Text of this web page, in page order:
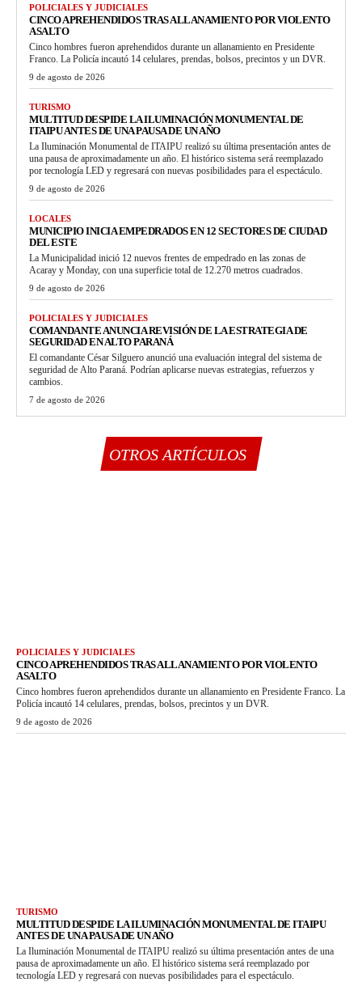
POLICIALES Y JUDICIALES
CINCO APREHENDIDOS TRAS ALLANAMIENTO POR VIOLENTO
ASALTO
Cinco hombres fueron aprehendidos durante un allanamiento en Presidente
Franco. La Policía incautó 14 celulares, prendas, bolsos, precintos y un DVR.
9 de agosto de 2026
TURISMO
MULTITUD DESPIDE LA ILUMINACIÓN MONUMENTAL DE
ITAIPU ANTES DE UNA PAUSA DE UN AÑO
La Iluminación Monumental de ITAIPU realizó su última presentación antes de
una pausa de aproximadamente un año. El histórico sistema será reemplazado
por tecnología LED y regresará con nuevas posibilidades para el espectáculo.
9 de agosto de 2026
LOCALES
MUNICIPIO INICIA EMPEDRADOS EN 12 SECTORES DE CIUDAD
DEL ESTE
La Municipalidad inició 12 nuevos frentes de empedrado en las zonas de
Acaray y Monday, con una superficie total de 12.270 metros cuadrados.
9 de agosto de 2026
POLICIALES Y JUDICIALES
COMANDANTE ANUNCIA REVISIÓN DE LA ESTRATEGIA DE
SEGURIDAD EN ALTO PARANÁ
El comandante César Silguero anunció una evaluación integral del sistema de
seguridad de Alto Paraná. Podrían aplicarse nuevas estrategias, refuerzos y
cambios.
7 de agosto de 2026
OTROS ARTÍCULOS
POLICIALES Y JUDICIALES
CINCO APREHENDIDOS TRAS ALLANAMIENTO POR VIOLENTO
ASALTO
Cinco hombres fueron aprehendidos durante un allanamiento en Presidente Franco. La
Policía incautó 14 celulares, prendas, bolsos, precintos y un DVR.
9 de agosto de 2026
TURISMO
MULTITUD DESPIDE LA ILUMINACIÓN MONUMENTAL DE ITAIPU
ANTES DE UNA PAUSA DE UN AÑO
La Iluminación Monumental de ITAIPU realizó su última presentación antes de una
pausa de aproximadamente un año. El histórico sistema será reemplazado por
tecnología LED y regresará con nuevas posibilidades para el espectáculo.